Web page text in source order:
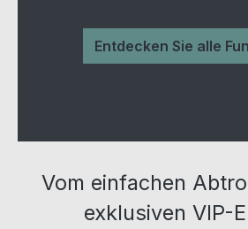
Entdecken Sie alle
Vom einfachen
exklusiven VIP-